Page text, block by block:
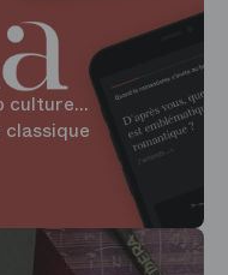
culture...